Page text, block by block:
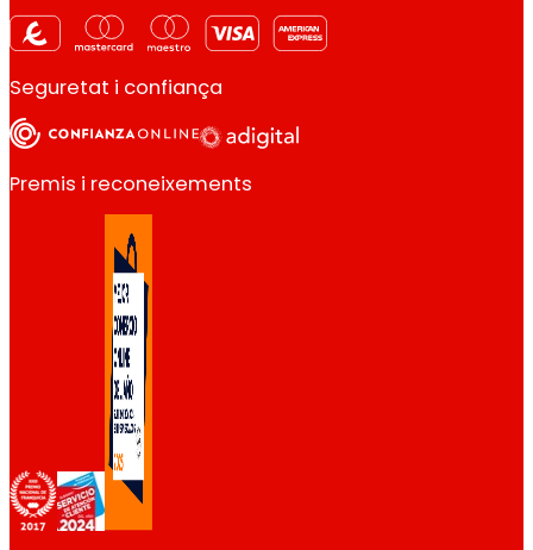
Seguretat i confiança
Premis i reconeixements